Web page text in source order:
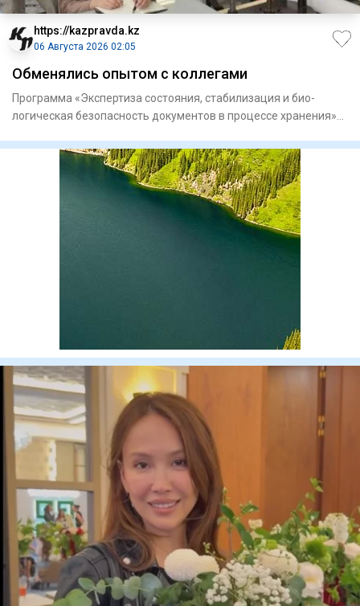
https://kazpravda.kz
06 Августа 2026 02:05
Обменялись опытом с коллегами
Программа «Экспертиза состоя­ния, стабилизация и био­
логическая безопасность докумен­тов в процессе хранения»